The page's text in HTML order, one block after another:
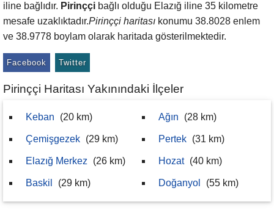
iline bağlıdır. Pirinççi bağlı olduğu Elazığ iline 35 kilometre
mesafe uzaklıktadır.Pirinççi haritası konumu 38.8028 enlem
ve 38.9778 boylam olarak haritada gösterilmektedir.
Facebook Twitter
Pirinççi Haritası Yakınındaki İlçeler
Keban (20 km)
Çemişgezek (29 km)
Elazığ Merkez (26 km)
Baskil (29 km)
Ağın (28 km)
Pertek (31 km)
Hozat (40 km)
Doğanyol (55 km)